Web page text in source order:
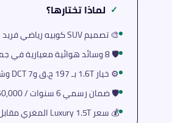
✓ لماذا تختارها؟
🎨 تصميم SUV كوبيه رياضي فريد — الأجمل والأجرأ في تشكيلة جيتور
🛡️ 8 وسائد هوائية معيارية في جميع الفئات — الأعلى في الفئة السعرية
⚙️ خيار 1.6T بـ 197 ح.ق وDCT 7 وشاشة 15.6 بوصة — قفزة نوعية كاملة
🛡️ ضمان رسمي 6 سنوات / 150,000 كم من قصراوي جروب
💰 سعر Luxury 1.5T المغري مقابل التصميم الرياضي الاستثنائي